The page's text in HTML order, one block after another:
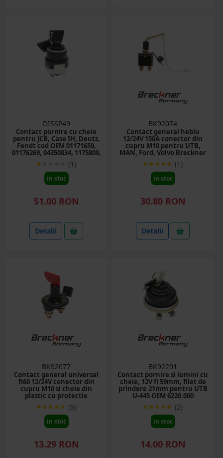
DISSP49
Contact pornire cu cheie
pentru JCB, Case IH, Deutz,
Fendt cod OEM 01171659,
01176269, 04350834, 1175809,
6JB003959001, 701/80184,
701/45500(1)
in stoc
51.00 RON
Detalii
BK92074
Contact general heblu
12/24V 150A conector din
cupru M10 pentru UTB,
MAN, Ford, Volvo Breckner
Germany(1)
in stoc
30.80 RON
Detalii
BK92077
Contact general universal
fi60 12/24V conector din
cupru M10 si cheie din
plastic cu protectie
Breckner Germany
(6)
in stoc
13.29 RON
BK92291
Contact pornire si lumini cu
cheie, 12V fi 59mm, filet de
prindere 21mm pentru UTB
U-445 OEM 6220.000
(2)
in stoc
14.00 RON